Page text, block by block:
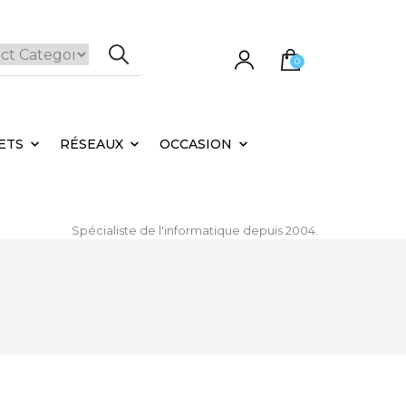
0
RÉSEAUX OCCASION
Spécialiste de l'informatique depuis 2004.